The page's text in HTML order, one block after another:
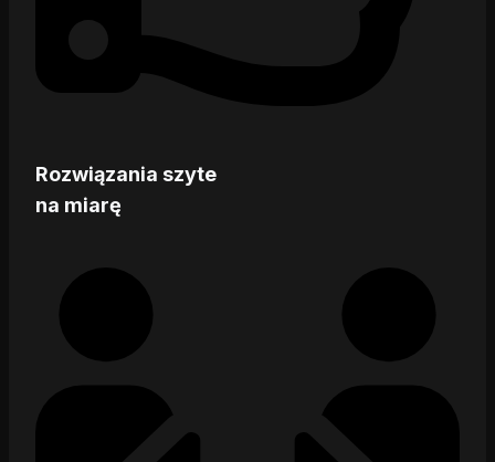
Rozwiązania szyte
na miarę